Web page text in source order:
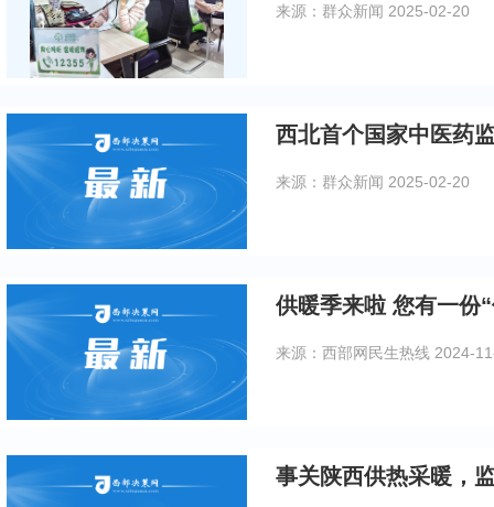
来源：群众新闻 2025-02-20
西北首个国家中医药
来源：群众新闻 2025-02-20
供暖季来啦 您有一份
来源：西部网民生热线 2024-
事关陕西供热采暖，